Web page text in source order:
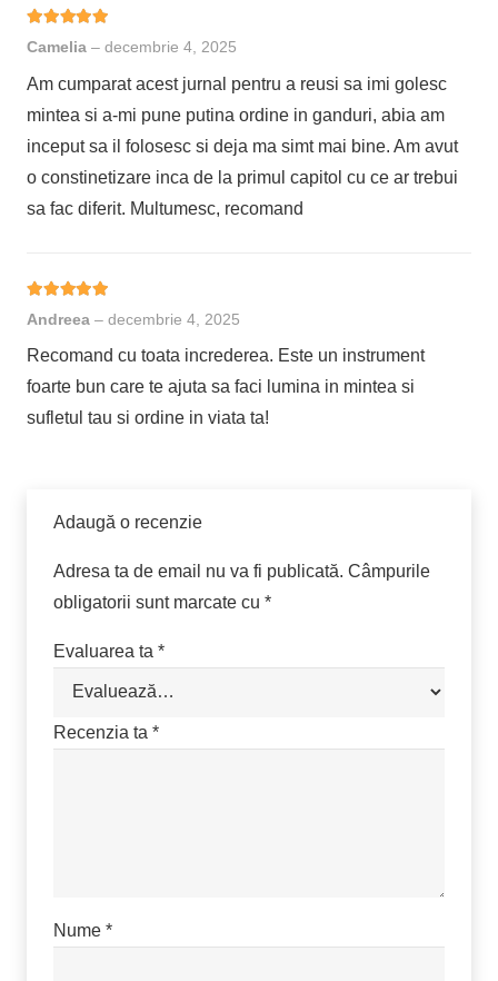
Camelia – decembrie 4, 2025
Am cumparat acest jurnal pentru a reusi sa imi golesc
mintea si a-mi pune putina ordine in ganduri, abia am
inceput sa il folosesc si deja ma simt mai bine. Am avut
o constinetizare inca de la primul capitol cu ce ar trebui
sa fac diferit. Multumesc, recomand
Andreea – decembrie 4, 2025
Recomand cu toata increderea. Este un instrument
foarte bun care te ajuta sa faci lumina in mintea si
sufletul tau si ordine in viata ta!
Adaugă o recenzie
Adresa ta de email nu va fi publicată. Câmpurile
obligatorii sunt marcate cu *
Evaluarea ta *
Recenzia ta *
Nume *